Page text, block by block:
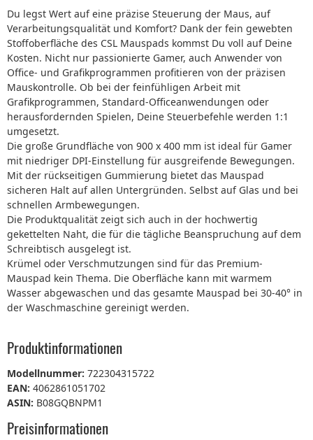
Du legst Wert auf eine präzise Steuerung der Maus, auf
Verarbeitungsqualität und Komfort? Dank der fein gewebten
Stoffoberfläche des CSL Mauspads kommst Du voll auf Deine
Kosten. Nicht nur passionierte Gamer, auch Anwender von
Office- und Grafikprogrammen profitieren von der präzisen
Mauskontrolle. Ob bei der feinfühligen Arbeit mit
Grafikprogrammen, Standard-Officeanwendungen oder
herausfordernden Spielen, Deine Steuerbefehle werden 1:1
umgesetzt.
Die große Grundfläche von 900 x 400 mm ist ideal für Gamer
mit niedriger DPI-Einstellung für ausgreifende Bewegungen.
Mit der rückseitigen Gummierung bietet das Mauspad
sicheren Halt auf allen Untergründen. Selbst auf Glas und bei
schnellen Armbewegungen.
Die Produktqualität zeigt sich auch in der hochwertig
gekettelten Naht, die für die tägliche Beanspruchung auf dem
Schreibtisch ausgelegt ist.
Krümel oder Verschmutzungen sind für das Premium-
Mauspad kein Thema. Die Oberfläche kann mit warmem
Wasser abgewaschen und das gesamte Mauspad bei 30-40° in
der Waschmaschine gereinigt werden.
Produktinformationen
Modellnummer: 722304315722
EAN: 4062861051702
ASIN: B08GQBNPM1
Preisinformationen